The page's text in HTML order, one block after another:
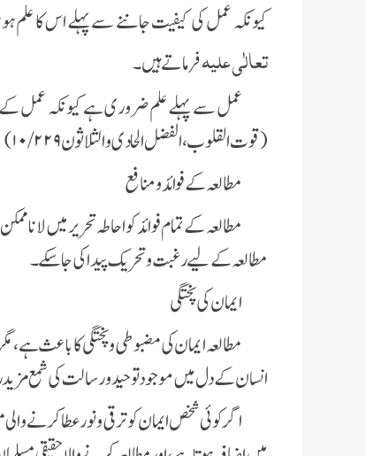
کیونکہ عمل کی کیفیت جاننے سے پہلے اس کا علم
تعالٰی علیہفرماتے ہیں۔
عمل سے پہلے علم ضروری ہے کیونکہ عمل
(قوت القلوب ، الفضل الحادی والثلاثون ۱۰/۲۲۹ )
مطالعہ کے فوائد و منافع
مطالعہ کے تمام فوائد کو احاطہ تحریرمیں لانا
مطالعہ کے لیے رغبت و تحریک پیدا کی جاسکے۔
ایمان کی پختگی
مطالعہ ایمان کی مضبوطی و پختگی کا باعث ہے،
انسان کے دل میں موجود توحیدو رسالت کی شمع
اگر کوئی شخص ایمان کو ترقی و نور عطا کرنے